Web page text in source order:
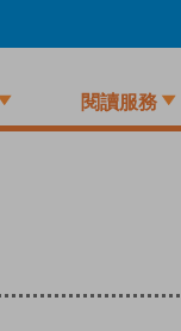
閱讀服務